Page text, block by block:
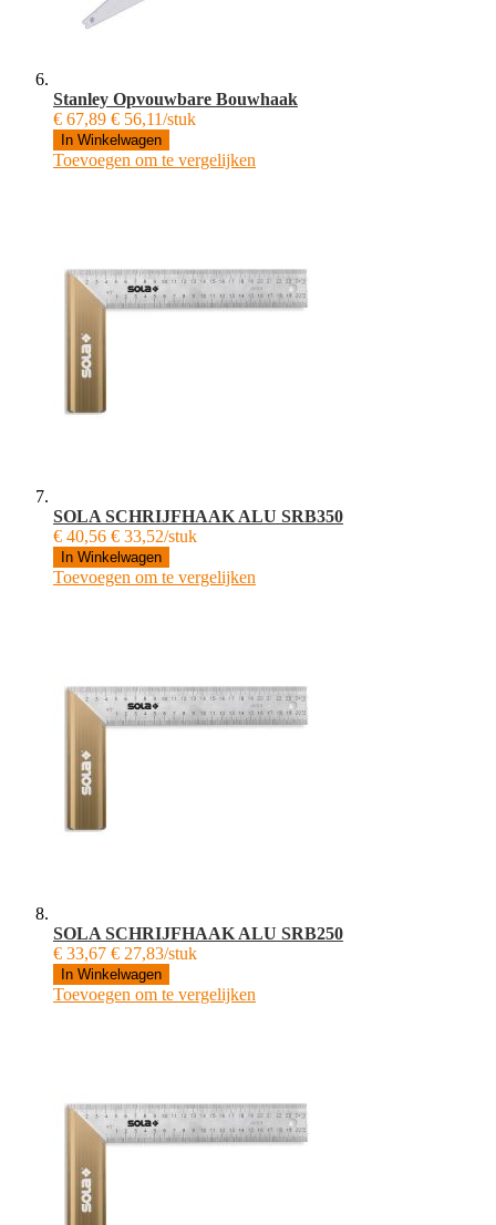
Stanley Opvouwbare Bouwhaak
€ 67,89 € 56,11/stuk
In Winkelwagen
Toevoegen om te vergelijken
SOLA SCHRIJFHAAK ALU SRB350
€ 40,56 € 33,52/stuk
In Winkelwagen
Toevoegen om te vergelijken
SOLA SCHRIJFHAAK ALU SRB250
€ 33,67 € 27,83/stuk
In Winkelwagen
Toevoegen om te vergelijken